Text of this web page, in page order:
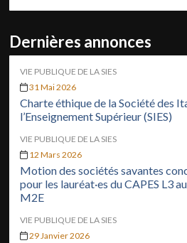
Dernières annonces
VIE PUBLIQUE DE LA SIES
31 Mai 2026
Charte éthique de la Société des
l’Enseignement Supérieur (SIES)
VIE PUBLIQUE DE LA SIES
12 Mars 2026
Motion des sociétés savantes
pour les lauréat·es du CAPES L3
M2E
VIE PUBLIQUE DE LA SIES
29 Janvier 2026